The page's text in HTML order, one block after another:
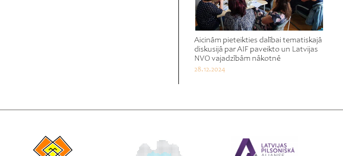
Aicinām pieteikties dalībai tematiskajā
diskusijā par AIF paveikto un Latvijas
NVO vajadzībām nākotnē
28.12.2024